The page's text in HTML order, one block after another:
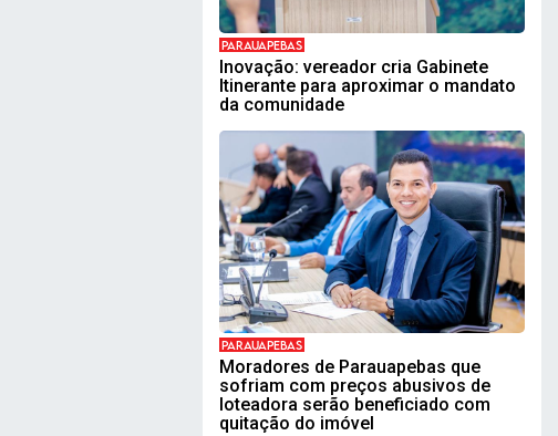
PARAUAPEBAS
Inovação: vereador cria Gabinete
Itinerante para aproximar o mandato
da comunidade
PARAUAPEBAS
Moradores de Parauapebas que
sofriam com preços abusivos de
loteadora serão beneficiado com
quitação do imóvel